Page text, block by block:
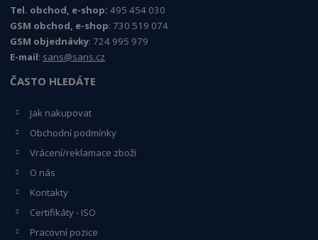
Tel. obchod, e-shop: 495 454 030
GSM obchod, e-shop: 730 519 074
GSM objednávky: 724 995 979
E-mail: sans@sans.cz
ČASTO HLEDÁTE
Jak nakupovat
Obchodní podmínky
Vrácení/reklamace zboží
O nás
Kontakty
Certifikáty - ISO
Pracovní pozice